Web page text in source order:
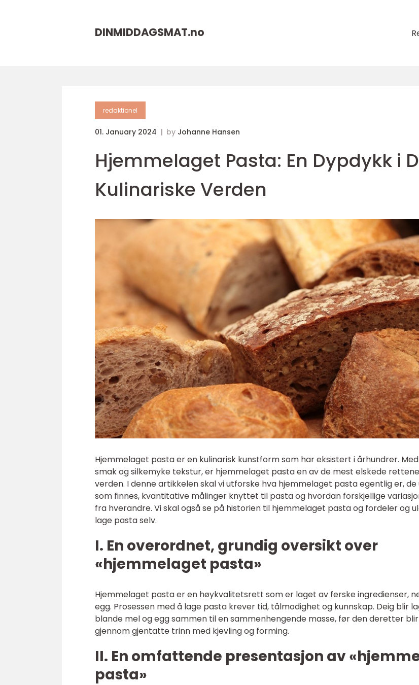
DINMIDDAGSMAT.no
redaktionel
01. January 2024 by Johanne Hansen
Hjemmelaget Pasta: En Dypdykk i
Kulinariske Verden
Hjemmelaget pasta er en kulinarisk kunstform som har eksistert i århundrer.
smak og silkemyke tekstur, er hjemmelaget pasta en av de mest elskede
verden. I denne artikkelen skal vi utforske hva hjemmelaget pasta egentlig er,
som finnes, kvantitative målinger knyttet til pasta og hvordan forskjellige
fra hverandre. Vi skal også se på historien til hjemmelaget pasta og fordeler og
lage pasta selv.
I. En overordnet, grundig oversikt over
«hjemmelaget pasta»
Hjemmelaget pasta er en høykvalitetsrett som er laget av ferske ingredienser,
egg. Prosessen med å lage pasta krever tid, tålmodighet og kunnskap. Deig blir
blande mel og egg sammen til en sammenhengende masse, før den deretter
gjennom gjentatte trinn med kjevling og forming.
II. En omfattende presentasjon av
pasta»